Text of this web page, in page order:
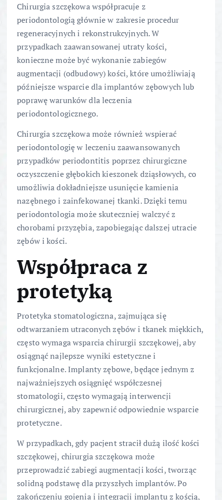
Chirurgia szczękowa współpracuje z
periodontologią głównie w zakresie procedur
regeneracyjnych i rekonstrukcyjnych. W
przypadkach zaawansowanej utraty kości,
konieczne może być wykonanie zabiegów
augmentacji (odbudowy) kości, które umożliwiają
późniejsze wsparcie dla implantów zębowych lub
poprawę warunków dla leczenia
periodontologicznego.
Chirurgia szczękowa może również wspierać
periodontologię w leczeniu zaawansowanych
przypadków periodontitis poprzez chirurgiczne
oczyszczenie głębokich kieszonek dziąsłowych, co
umożliwia dokładniejsze usunięcie kamienia
nazębnego i zainfekowanej tkanki. Dzięki temu
periodontologia może skuteczniej walczyć z
chorobami przyzębia, zapobiegając dalszej utracie
zębów i kości.
Współpraca z
protetyką
Protetyka stomatologiczna, zajmująca się
odtwarzaniem utraconych zębów i tkanek miękkich,
często wymaga wsparcia chirurgii szczękowej, aby
osiągnąć najlepsze wyniki estetyczne i
funkcjonalne. Implanty zębowe, będące jednym z
najważniejszych osiągnięć współczesnej
stomatologii, często wymagają interwencji
chirurgicznej, aby zapewnić odpowiednie wsparcie
protetyczne.
W przypadkach, gdy pacjent stracił dużą ilość kości
szczękowej, chirurgia szczękowa może
przeprowadzić zabiegi augmentacji kości, tworząc
solidną podstawę dla przyszłych implantów. Po
zakończeniu gojenia i integracji implantu z kością,